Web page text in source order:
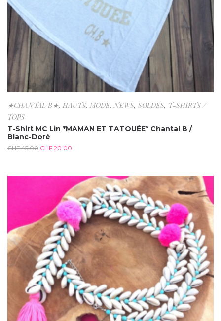
★CHANTAL B★, HAUTS, MODE,NEWS, SOLDES, T-SHIRTS /
TOPS
T-Shirt MC Lin *MAMAN ET TATOUÉE* Chantal B /
Blanc-Doré
CHF45.00 CHF 20.00